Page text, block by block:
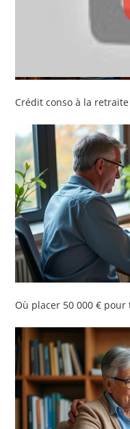
Crédit conso à la
Où placer 50 000 €